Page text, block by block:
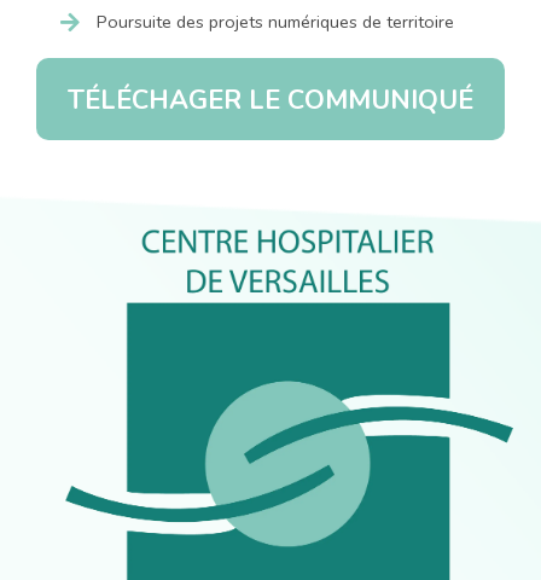
Poursuite des projets numériques de territoire
TÉLÉCHAGER LE COMMUNIQUÉ